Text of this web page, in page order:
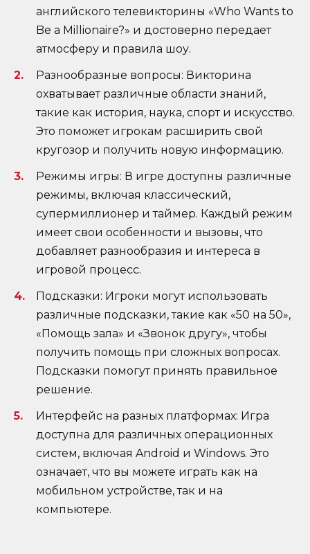
английского телевикторины «Who Wants to
Be a Millionaire?» и достоверно передает
атмосферу и правила шоу.
Разнообразные вопросы: Викторина
охватывает различные области знаний,
такие как история, наука, спорт и искусство.
Это поможет игрокам расширить свой
кругозор и получить новую информацию.
Режимы игры: В игре доступны различные
режимы, включая классический,
супермиллионер и таймер. Каждый режим
имеет свои особенности и вызовы, что
добавляет разнообразия и интереса в
игровой процесс.
Подсказки: Игроки могут использовать
различные подсказки, такие как «50 на 50»,
«Помощь зала» и «Звонок другу», чтобы
получить помощь при сложных вопросах.
Подсказки помогут принять правильное
решение.
Интерфейс на разных платформах: Игра
доступна для различных операционных
систем, включая Android и Windows. Это
означает, что вы можете играть как на
мобильном устройстве, так и на
компьютере.